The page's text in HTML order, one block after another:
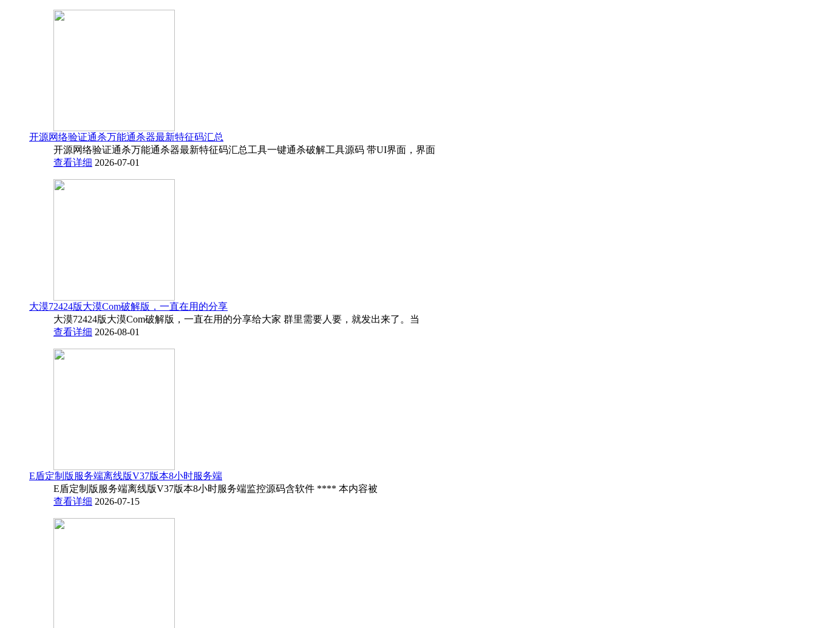
开源网络验证通杀万能通杀器最新特征码汇总
开源网络验证通杀万能通杀器最新特征码汇总工具一键通杀破解工具源码 带UI界面，界面
查看详细 2026-07-01
大漠72424版大漠Com破解版，一直在用的分享
大漠72424版大漠Com破解版，一直在用的分享给大家 群里需要人要，就发出来了。当
查看详细 2026-08-01
E盾定制版服务端离线版V37版本8小时服务端
E盾定制版服务端离线版V37版本8小时服务端监控源码含软件 **** 本内容被
查看详细 2026-07-15